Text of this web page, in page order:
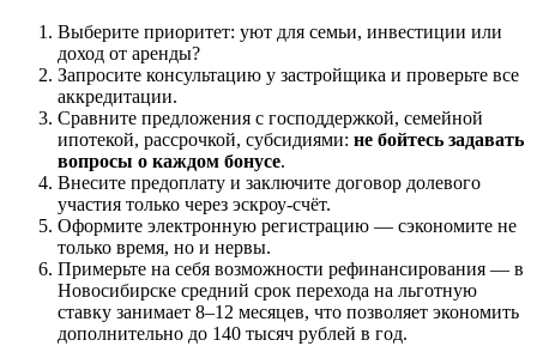
Выберите приоритет: уют для семьи, инвестиции или
доход от аренды?
Запросите консультацию у застройщика и проверьте все
аккредитации.
Сравните предложения с господдержкой, семейной
ипотекой, рассрочкой, субсидиями: не бойтесь задавать
вопросы о каждом бонусе.
Внесите предоплату и заключите договор долевого
участия только через эскроу-счёт.
Оформите электронную регистрацию — сэкономите не
только время, но и нервы.
Примерьте на себя возможности рефинансирования — в
Новосибирске средний срок перехода на льготную
ставку занимает 8–12 месяцев, что позволяет экономить
дополнительно до 140 тысяч рублей в год.